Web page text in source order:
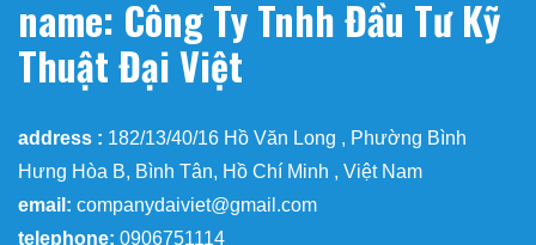
name: Công Ty Tnhh Đầu Tư Kỹ
Thuật Đại Việt
address : 182/13/40/16 Hồ Văn Long , Phường Bình
Hưng Hòa B, Bình Tân, Hồ Chí Minh , Việt Nam
email: companydaiviet@gmail.com
telephone: 0906751114